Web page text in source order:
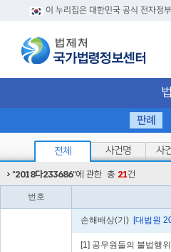
이 누리집은 대한민국 공식 전자정
판례
전체 사건명 사
"2018다233686"에 관한 총 21건
번호
손해배상(기) [대법원
[1] 공무원들의 불법행